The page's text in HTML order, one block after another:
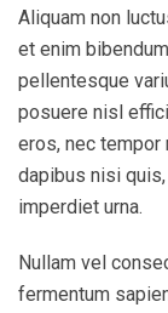
Aliquam non
et enim
pellentesque
posuere nisl
eros, nec tempor
dapibus nisi
imperdiet urna.
Nullam vel
fermentum